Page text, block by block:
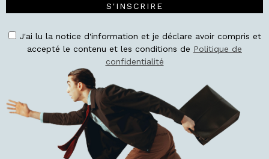
S'INSCRIRE
J'ai lu la notice d'information et je déclare avoir compris et
accepté le contenu et les conditions de Politique de
confidentialité